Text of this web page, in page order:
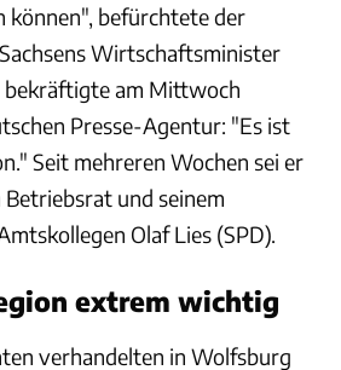
können", befürchtete der
Wirtschaftsminister
bekräftigte am Mittwoch
Presse-Agentur: "Es ist
Seit mehreren Wochen sei er
und seinem
Olaf Lies (SPD).
extrem wichtig
verhandelten in Wolfsburg